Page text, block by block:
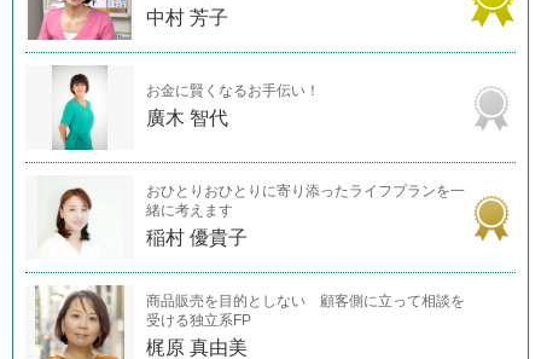
中村 芳子
お金に賢くなるお手伝い！
廣木 智代
おひとりおひとりに寄り添ったライフプランを一
緒に考えます
稲村 優貴子
商品販売を目的としない 顧客側に立って相談を
受ける独立系FP
梶原 真由美